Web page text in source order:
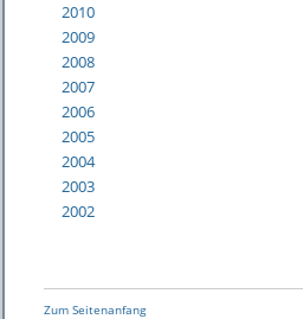
2010
2009
2008
2007
2006
2005
2004
2003
2002
Zum Seitenanfang